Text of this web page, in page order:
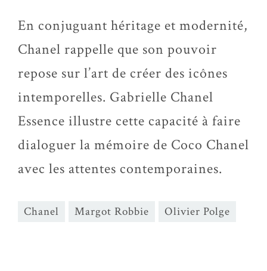
En conjuguant héritage et modernité,
Chanel rappelle que son pouvoir
repose sur l’art de créer des icônes
intemporelles. Gabrielle Chanel
Essence illustre cette capacité à faire
dialoguer la mémoire de Coco Chanel
avec les attentes contemporaines.
Chanel Margot Robbie Olivier Polge